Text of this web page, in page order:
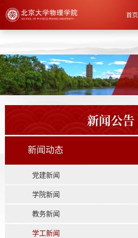
快速导航 首页
新闻公告
新闻动态
党建新闻
学院新闻
教务新闻
学工新闻